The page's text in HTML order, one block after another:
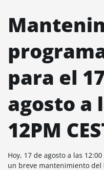
para el
agosto a
12PM
Hoy, 17 de agosto a las 12:00
un breve mantenimiento del